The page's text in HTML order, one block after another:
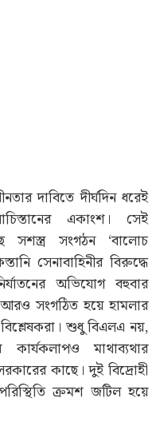
দাবিতে দীর্ঘদিন ধরেই
একাংশ। সেই
সংগঠন ‘বালোচ
সেনাবাহিনীর বিরুদ্ধে
অভিযোগ বহুবার
আরও সংগঠিত হয়ে হামলার
শুধু বিএলএ নয়,
কার্যকলাপও মাথাব্যথার
কাছে। দুই বিদ্রোহী
ক্রমশ জটিল হয়ে